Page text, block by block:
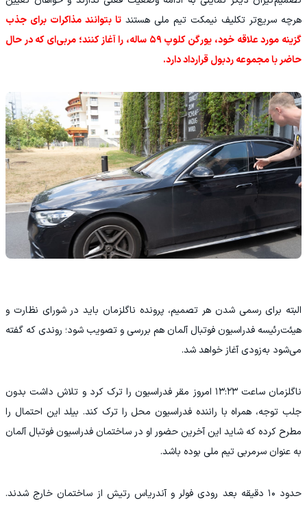
هرچه سریع‌تر تکلیف نیمکت تیم ملی هستند تا بتوانند مذاکرات برای جذب
گزینه مورد علاقه خود، یورگن کلوپ ۵۹ ساله، را آغاز کنند؛ مربی‌ای که در حال
حاضر با مجموعه ردبول قرارداد دارد.
البته برای رسمی شدن هر تصمیم، پرونده ناگلزمان باید در شورای نظارت و
هیئت‌رئیسه فدراسیون فوتبال آلمان هم بررسی و تصویب شود؛ روندی که گفته
می‌شود به‌زودی آغاز خواهد شد.
ناگلزمان ساعت ۱۳:۲۳ امروز مقر فدراسیون را ترک کرد و تلاش داشت بدون
جلب توجه، همراه با راننده فدراسیون محل را ترک کند. بیلد این احتمال را
مطرح کرده که شاید این آخرین حضور او در ساختمان فدراسیون فوتبال آلمان
به عنوان سرمربی تیم ملی بوده باشد.
حدود ۱۰ دقیقه بعد رودی فولر و آندریاس رتیش از ساختمان خارج شدند.